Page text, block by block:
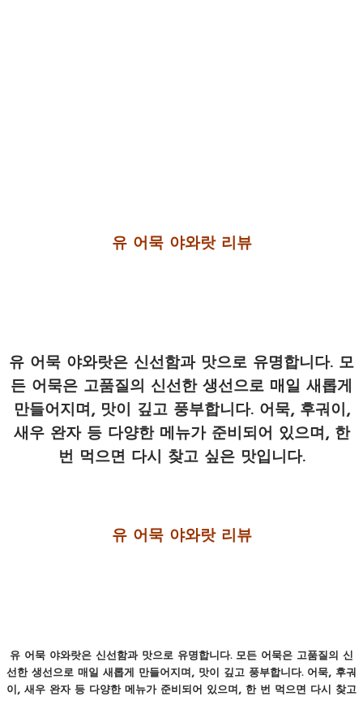
유 어묵 야와랏 리뷰
유 어묵 야와랏은 신선함과 맛으로 유명합니다. 모
든 어묵은 고품질의 신선한 생선으로 매일 새롭게
만들어지며, 맛이 깊고 풍부합니다. 어묵, 후궈이,
새우 완자 등 다양한 메뉴가 준비되어 있으며, 한
번 먹으면 다시 찾고 싶은 맛입니다.
유 어묵 야와랏 리뷰
유 어묵 야와랏은 신선함과 맛으로 유명합니다. 모든 어묵은 고품질의 신
선한 생선으로 매일 새롭게 만들어지며, 맛이 깊고 풍부합니다. 어묵, 후궈
이, 새우 완자 등 다양한 메뉴가 준비되어 있으며, 한 번 먹으면 다시 찾고